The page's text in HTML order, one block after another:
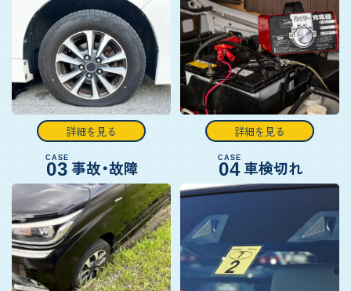
詳細を見る 詳細を見る
CASE
03事故・故障 CASE
04車検切れ